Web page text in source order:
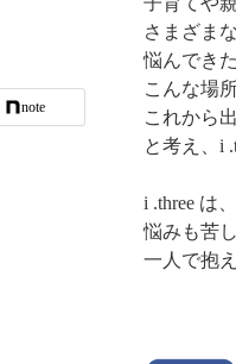
note
さまざま
悩んでき
こんな場
これから
と考え、i
i .three は、
悩みも苦
一人で抱